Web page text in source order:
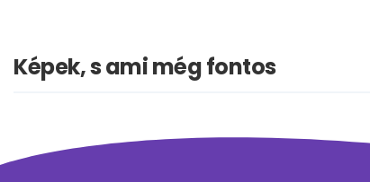
Képek, s ami még fontos